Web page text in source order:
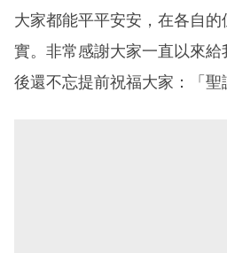
大家都能平平安安，在各自
實。非常感謝大家一直以來
後還不忘提前祝福大家：「聖